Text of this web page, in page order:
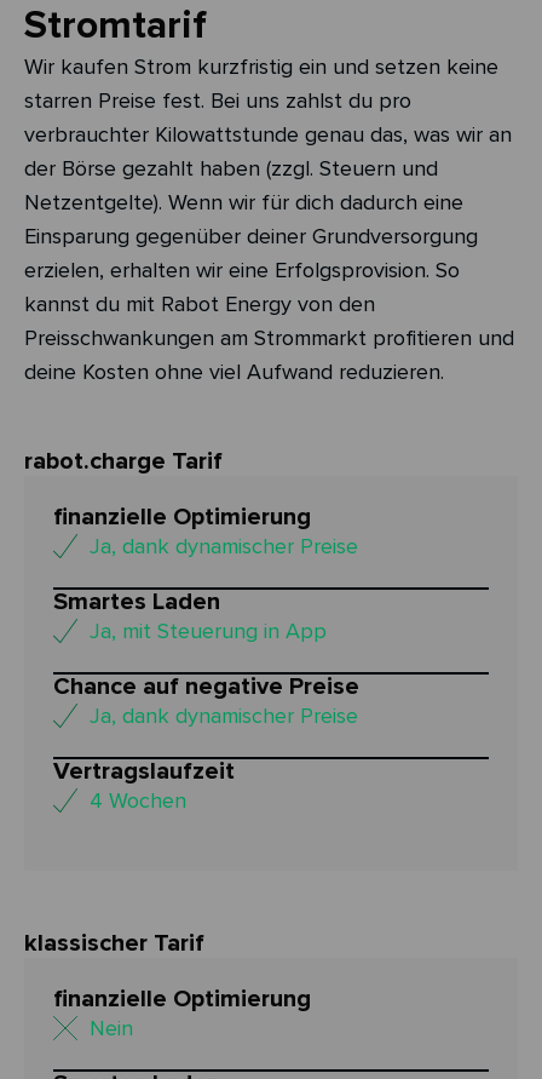
Stromtarif
Wir kaufen Strom kurzfristig ein und setzen keine
starren Preise fest. Bei uns zahlst du pro
verbrauchter Kilowattstunde genau das, was wir an
der Börse gezahlt haben (zzgl. Steuern und
Netzentgelte). Wenn wir für dich dadurch eine
Einsparung gegenüber deiner Grundversorgung
erzielen, erhalten wir eine Erfolgsprovision. So
kannst du mit Rabot Energy von den
Preisschwankungen am Strommarkt profitieren und
deine Kosten ohne viel Aufwand reduzieren.
rabot.charge Tarif
finanzielle Optimierung
Ja, dank dynamischer Preise
Smartes Laden
Ja, mit Steuerung in App
Chance auf negative Preise
Ja, dank dynamischer Preise
Vertragslaufzeit
4 Wochen
klassischer Tarif
finanzielle Optimierung
Nein